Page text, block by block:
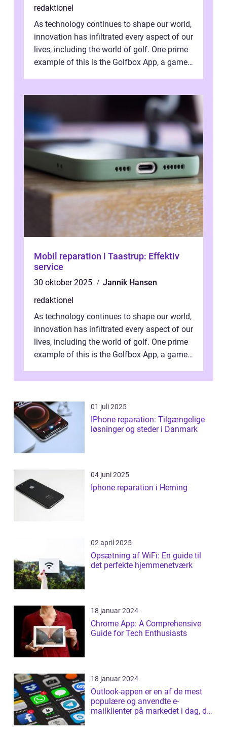
redaktionel
As technology continues to shape our world,
innovation has infiltrated every aspect of our
lives, including the world of golf. One prime
example of this is the Golfbox App, a game-
Mobil reparation i Taastrup: Effektiv
service
30 oktober 2025
Jannik Hansen
redaktionel
As technology continues to shape our world,
innovation has infiltrated every aspect of our
lives, including the world of golf. One prime
example of this is the Golfbox App, a game-
01 juli 2025
IPhone reparation: Tilgængelige
løsninger og steder i Danmark
04 juni 2025
Iphone reparation i Herning
02 april 2025
Opsætning af WiFi: En guide til
det perfekte hjemmenetværk
18 januar 2024
Chrome App: A Comprehensive
Guide for Tech Enthusiasts
18 januar 2024
Outlook-appen er en af de mest
populære og anvendte e-
mailklienter på markedet i dag, der